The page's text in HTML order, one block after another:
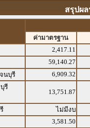
สรุปผ
ค่ามาตรฐาน
2,417.11
59,140.27
นบุรี
6,909.32
รี
13,751.87
ไม่มีงบ
3,581.50